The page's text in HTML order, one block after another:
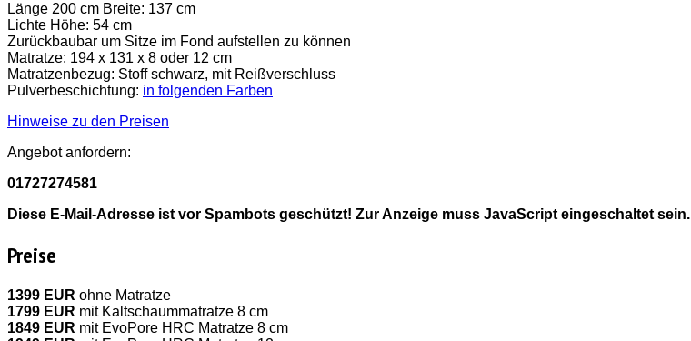
Länge 200 cm Breite: 137 cm
Lichte Höhe: 54 cm
Zurückbaubar um Sitze im Fond aufstellen zu können
Matratze: 194 x 131 x 8 oder 12 cm
Matratzenbezug: Stoff schwarz, mit Reißverschluss
Pulverbeschichtung: in folgenden Farben
Hinweise zu den Preisen
Angebot anfordern:
01727274581
Diese E-Mail-Adresse ist vor Spambots geschützt! Zur Anzeige muss JavaScript eingeschaltet sein.
Preise
1399 EUR ohne Matratze
1799 EUR mit Kaltschaummatratze 8 cm
1849 EUR mit EvoPore HRC Matratze 8 cm